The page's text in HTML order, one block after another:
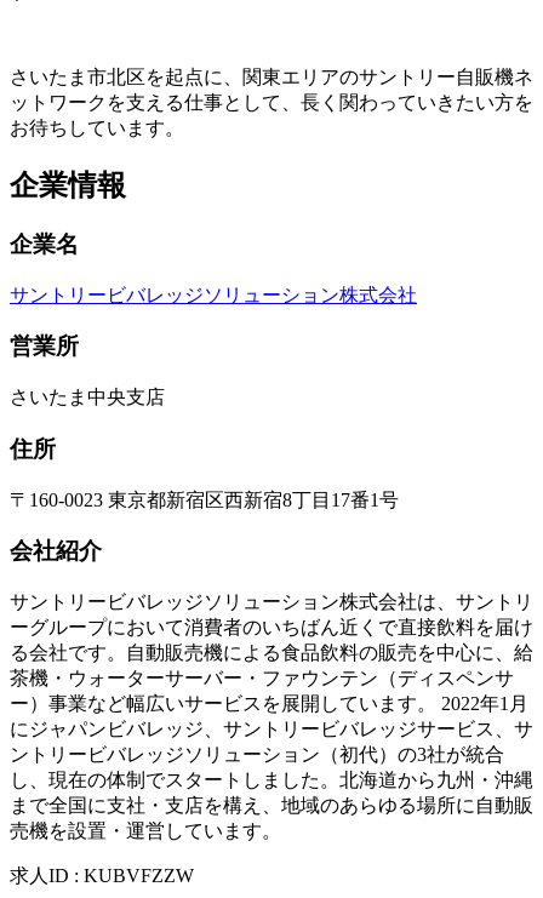
さいたま市北区を起点に、関東エリアのサントリー自販機ネ
ットワークを支える仕事として、長く関わっていきたい方を
お待ちしています。
企業情報
企業名
サントリービバレッジソリューション株式会社
営業所
さいたま中央支店
住所
〒160-0023 東京都新宿区西新宿8丁目17番1号
会社紹介
サントリービバレッジソリューション株式会社は、サントリ
ーグループにおいて消費者のいちばん近くで直接飲料を届け
る会社です。自動販売機による食品飲料の販売を中心に、給
茶機・ウォーターサーバー・ファウンテン（ディスペンサ
ー）事業など幅広いサービスを展開しています。 2022年1月
にジャパンビバレッジ、サントリービバレッジサービス、サ
ントリービバレッジソリューション（初代）の3社が統合
し、現在の体制でスタートしました。北海道から九州・沖縄
まで全国に支社・支店を構え、地域のあらゆる場所に自動販
売機を設置・運営しています。
求人ID : KUBVFZZW